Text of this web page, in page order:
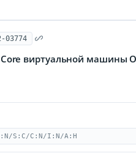
03774
виртуальной машины
S:C/C:N/I:N/A:H